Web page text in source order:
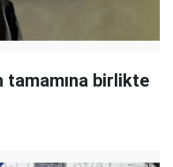
tamamına birlikte